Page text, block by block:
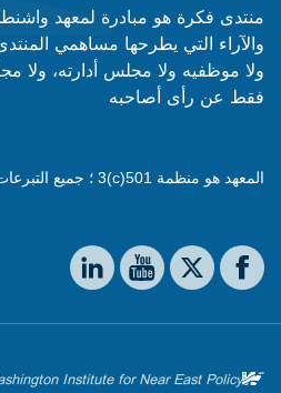
منتدى فكرة هو مبادرة لمعهد
والآراء التي يطرحها مساهمي
ولا موظفيه ولا مجلس أدارته، ولا
فقط عن رأى أصاحبه
المعهد هو منظمة 501(c)3 ؛ جميع التبرعات معفاة من الضرائب.
Social media
Institute on Facebook
Institute on X
on YouTube
LinkedIn
Institute for Near East Policy.